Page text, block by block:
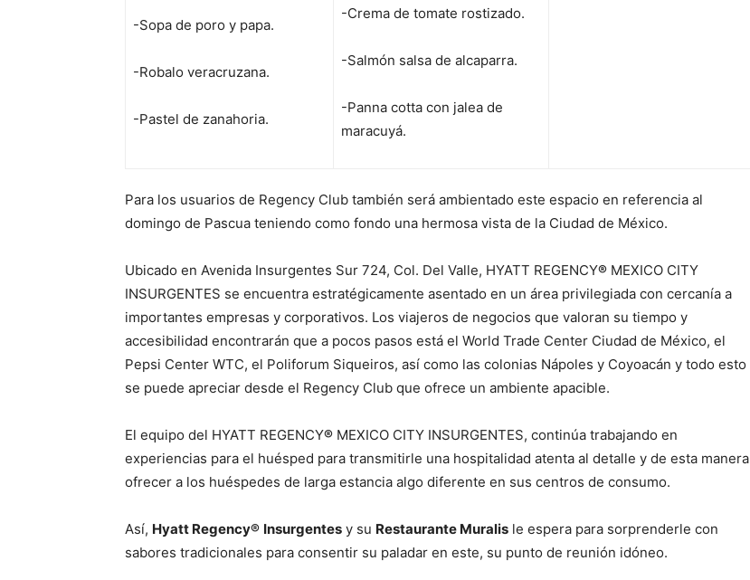
-Sopa de poro y papa.
-Robalo veracruzana.
-Pastel de zanahoria.
-Crema de tomate rostizado.
-Salmón salsa de alcaparra.
-Panna cotta con jalea de
maracuyá.
Para los usuarios de Regency Club también será ambientado este espacio en referencia al
domingo de Pascua teniendo como fondo una hermosa vista de la Ciudad de México.
Ubicado en Avenida Insurgentes Sur 724, Col. Del Valle, HYATT REGENCY® MEXICO CITY
INSURGENTES se encuentra estratégicamente asentado en un área privilegiada con cercanía a
importantes empresas y corporativos. Los viajeros de negocios que valoran su tiempo y
accesibilidad encontrarán que a pocos pasos está el World Trade Center Ciudad de México, el
Pepsi Center WTC, el Poliforum Siqueiros, así como las colonias Nápoles y Coyoacán y todo esto
se puede apreciar desde el Regency Club que ofrece un ambiente apacible.
El equipo del HYATT REGENCY® MEXICO CITY INSURGENTES, continúa trabajando en
experiencias para el huésped para transmitirle una hospitalidad atenta al detalle y de esta manera
ofrecer a los huéspedes de larga estancia algo diferente en sus centros de consumo.
Así, Hyatt Regency® Insurgentes y su Restaurante Muralis le espera para sorprenderle con
sabores tradicionales para consentir su paladar en este, su punto de reunión idóneo.